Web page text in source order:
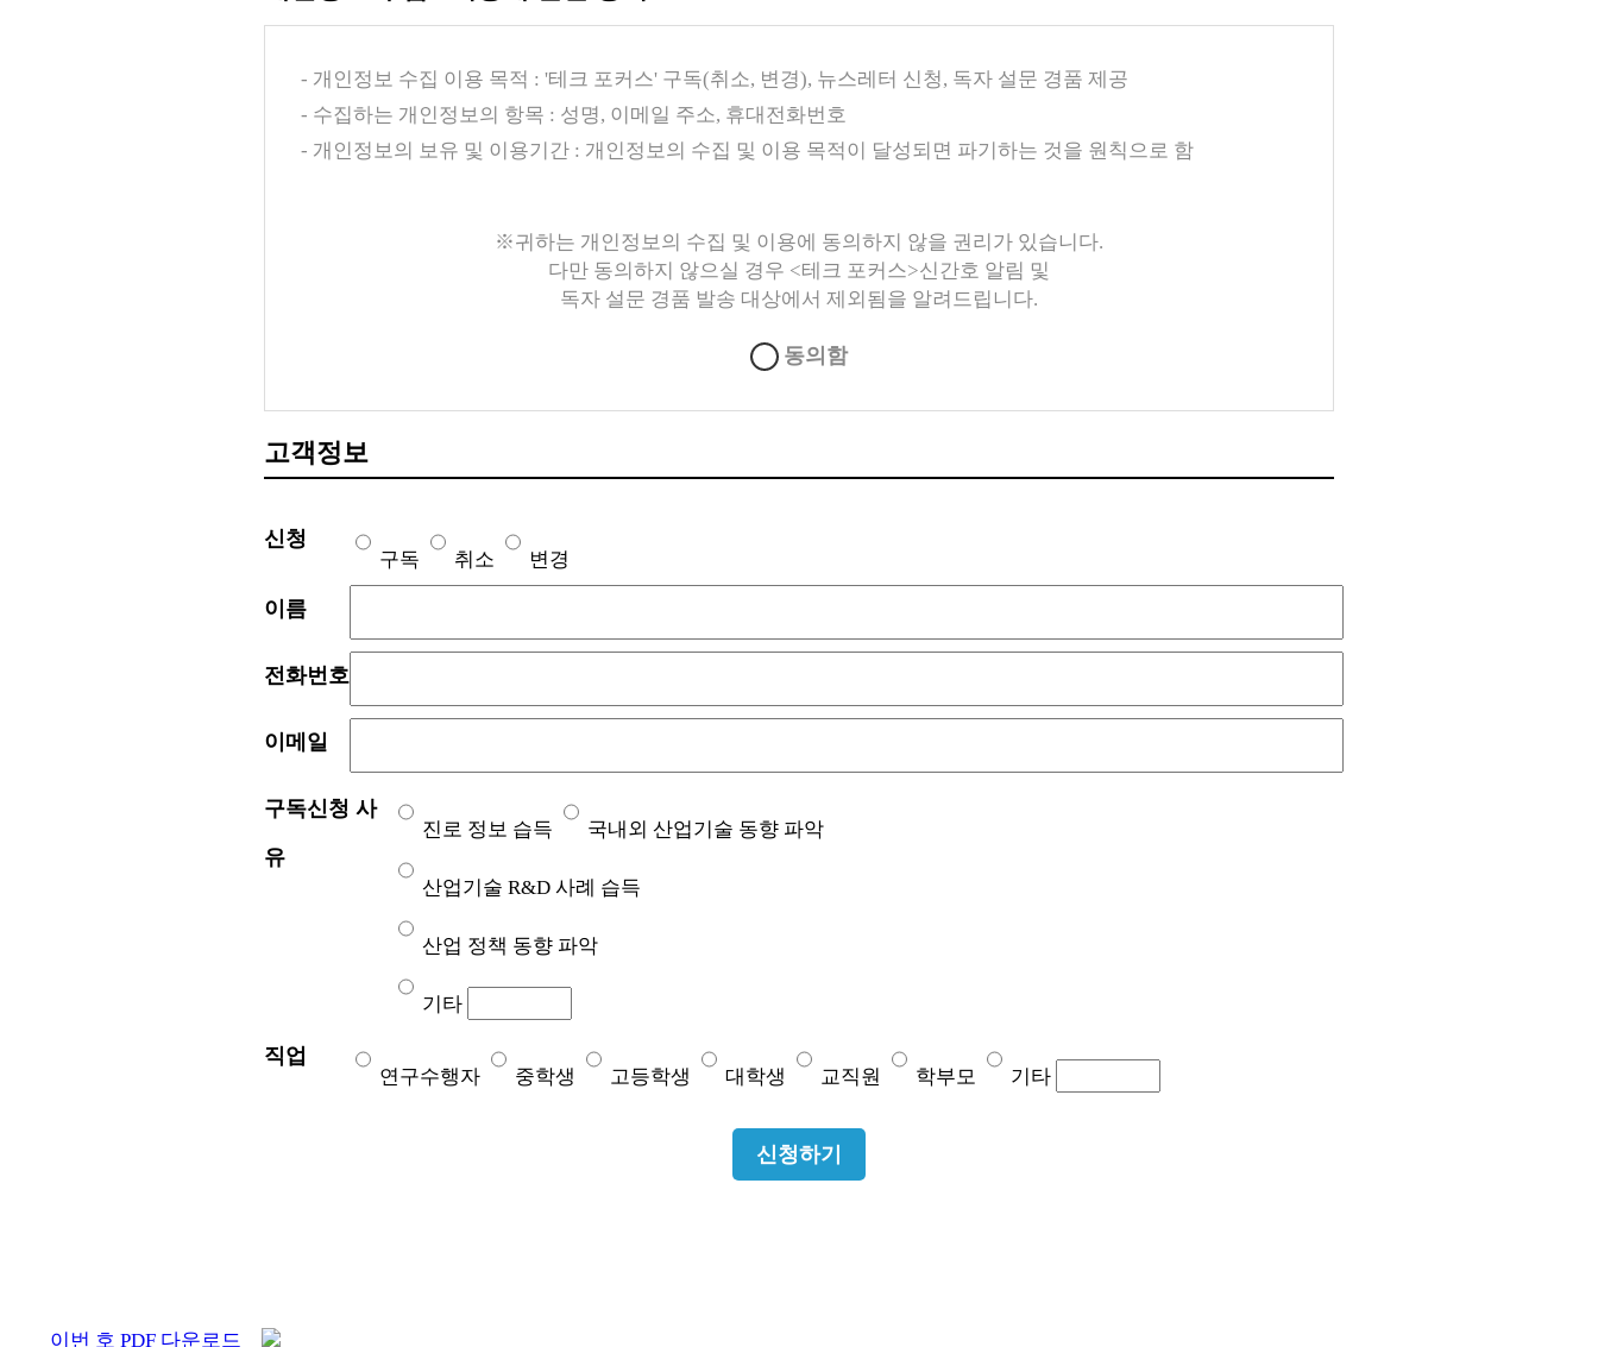
- 개인정보 수집 이용 목적 : '테크 포커스' 구독(취소, 변경), 뉴스레터 신청, 독자 설문 경품 제공
- 수집하는 개인정보의 항목 : 성명, 이메일 주소, 휴대전화번호
- 개인정보의 보유 및 이용기간 : 개인정보의 수집 및 이용 목적이 달성되면 파기하는 것을 원칙으로 함
※귀하는 개인정보의 수집 및 이용에 동의하지 않을 권리가 있습니다.
다만 동의하지 않으실 경우 <테크 포커스>신간호 알림 및
독자 설문 경품 발송 대상에서 제외됨을 알려드립니다.
동의함
고객정보
신청
구독 취소 변경
이름
전화번호
이메일
구독신청 사
유
진로 정보 습득 국내외 산업기술 동향 파악
산업기술 R&D 사례 습득
산업 정책 동향 파악
기타
직업
연구수행자 중학생 고등학생 대학생 교직원 학부모 기타
이번 호 PDF 다운로드